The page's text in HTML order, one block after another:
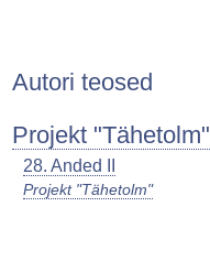
Autori teosed
Projekt "Tähetolm"
28. Anded II
Projekt "Tähetolm"